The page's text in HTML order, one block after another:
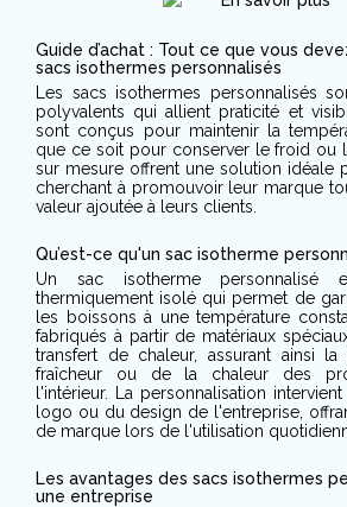
Guide d’achat : Tout ce que vous
sacs isothermes personnalisés
Les sacs isothermes personnalisés
polyvalents qui allient praticité et
sont conçus pour maintenir la
que ce soit pour conserver le froid ou
sur mesure offrent une solution idéale
cherchant à promouvoir leur marque
valeur ajoutée à leurs clients.
Qu’est-ce qu'un sac isotherme
Un sac isotherme personnalisé
thermiquement isolé qui permet de
les boissons à une température
fabriqués à partir de matériaux
transfert de chaleur, assurant ainsi
fraîcheur ou de la chaleur des
l'intérieur. La personnalisation
logo ou du design de l'entreprise,
de marque lors de l'utilisation
Les avantages des sacs isothermes
une entreprise